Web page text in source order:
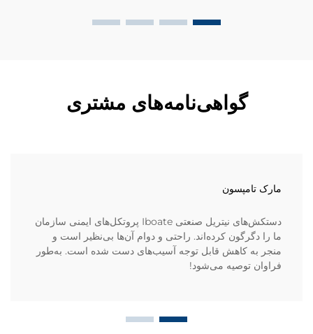
گواهی‌نامه‌های مشتری
مارک تامپسون
دستکش‌های نیتریل صنعتی Iboate پروتکل‌های ایمنی سازمان
ما را دگرگون کرده‌اند. راحتی و دوام آن‌ها بی‌نظیر است و
منجر به کاهش قابل توجه آسیب‌های دست شده است. به‌طور
فراوان توصیه می‌شود!